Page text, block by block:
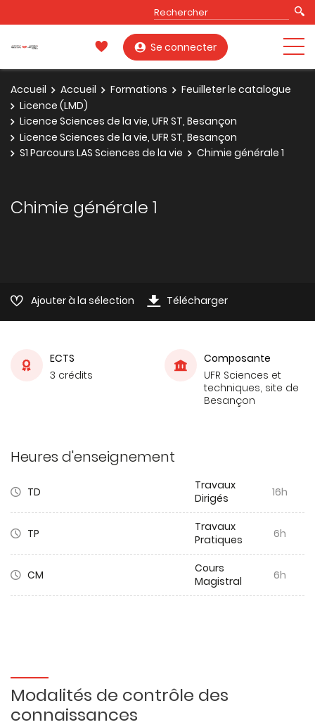
Se connecter
Accueil Accueil Formations
Feuilleter le catalogue
Licence (LMD)
Licence Sciences de la vie, UFR ST, Besançon
Licence Sciences de la vie, UFR ST, Besançon
S1 Parcours LAS Sciences de la vie
Chimie générale 1
Chimie générale 1
Ajouter à la sélection Télécharger
ECTS
3 crédits
Composante
UFR Sciences et
techniques, site de
Besançon
Heures d'enseignement
TD
Travaux
Dirigés
16h
TP
Travaux
Pratiques
6h
CM
Cours
Magistral
6h
Modalités de contrôle des
connaissances